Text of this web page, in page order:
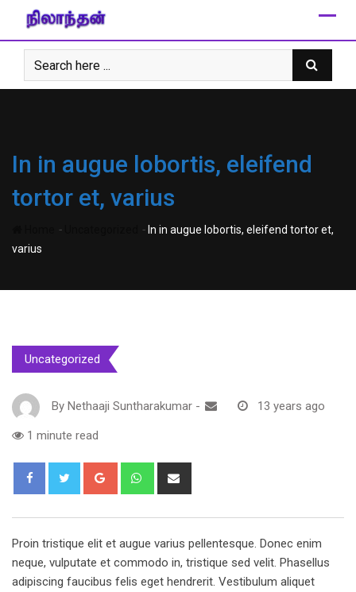
content
In in augue lobortis, eleifend
tortor et, varius
- - In in augue lobortis, eleifend tortor et,
varius
Uncategorized
By Nethaaji Suntharakumar - 13 years ago
1 minute read
Google+ Whatsapp
Proin tristique elit et augue varius pellentesque. Donec enim
neque, vulputate et commodo in, tristique sed velit. Phasellus
adipiscing faucibus felis eget hendrerit. Vestibulum aliquet